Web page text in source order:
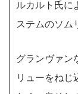
ルカルト氏に
ステムのソム
グランヴァン
リューをねじ